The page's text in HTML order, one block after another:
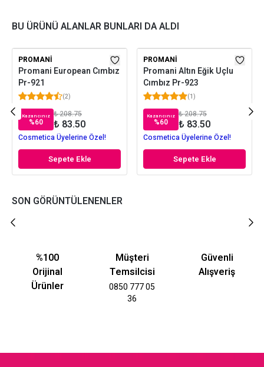
BU ÜRÜNÜ ALANLAR BUNLARI DA ALDI
PROMANI
Promani European Cımbız
Pr-921
(2)
Kazancınız
%60
₺ 208.75
₺ 83.50
Cosmetica Üyelerine Özel!
Sepete Ekle
PROMANI
Promani Altın Eğik Uçlu
Cımbız Pr-923
(1)
Kazancınız
%60
₺ 208.75
₺ 83.50
Cosmetica Üyelerine Özel!
Sepete Ekle
SON GÖRÜNTÜLENENLER
%100
Orijinal
Ürünler
Müşteri
Temsilcisi
0850 777 05
36
Güvenli
Alışveriş